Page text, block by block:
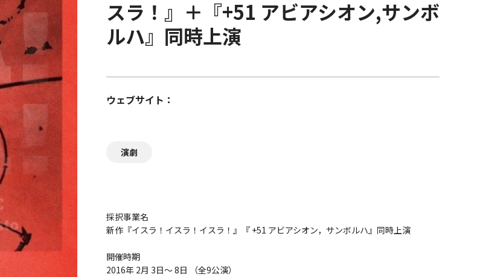
スラ！』＋『+51 アビアシオン,サンボ
ルハ』同時上演
ウェブサイト
演劇
採択事業名
新作『イスラ！イスラ！イスラ！』『 +51 アビアシオン，サンボルハ』同時上演
開催時期
2016年 2月 3日～ 8日 （全9公演）